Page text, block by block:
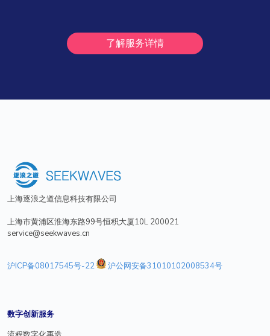
了解服务详情
上海逐浪之道信息科技有限公司
上海市黄浦区淮海东路99号恒积大厦10L 200021
service@seekwaves.cn
沪ICP备08017545号-22 沪公网安备31010102008534号
数字创新服务